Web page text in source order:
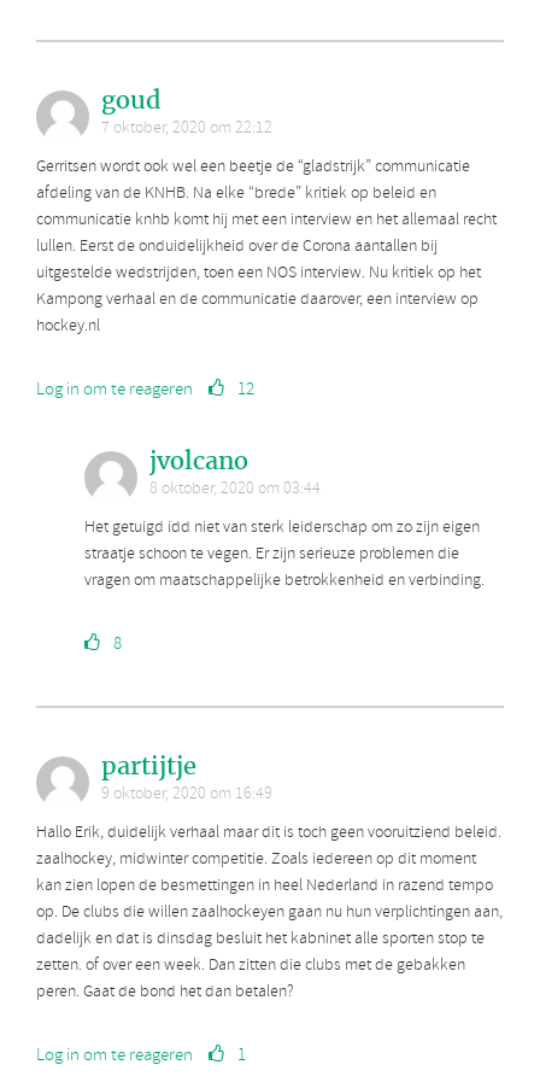
goud
7 oktober, 2020 om 22:12
Gerritsen wordt ook wel een beetje de “gladstrijk” communicatie
afdeling van de KNHB. Na elke “brede” kritiek op beleid en
communicatie knhb komt hij met een interview en het allemaal recht
lullen. Eerst de onduidelijkheid over de Corona aantallen bij
uitgestelde wedstrijden, toen een NOS interview. Nu kritiek op het
Kampong verhaal en de communicatie daarover, een interview op
hockey.nl
Log in om te reageren 12
jvolcano
8 oktober, 2020 om 03:44
Het getuigd idd niet van sterk leiderschap om zo zijn eigen
straatje schoon te vegen. Er zijn serieuze problemen die
vragen om maatschappelijke betrokkenheid en verbinding.
8
partijtje
9 oktober, 2020 om 16:49
Hallo Erik, duidelijk verhaal maar dit is toch geen vooruitziend beleid.
zaalhockey, midwinter competitie. Zoals iedereen op dit moment
kan zien lopen de besmettingen in heel Nederland in razend tempo
op. De clubs die willen zaalhockeyen gaan nu hun verplichtingen aan,
dadelijk en dat is dinsdag besluit het kabninet alle sporten stop te
zetten. of over een week. Dan zitten die clubs met de gebakken
peren. Gaat de bond het dan betalen?
Log in om te reageren 1